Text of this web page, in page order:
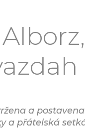
a
a přátelská